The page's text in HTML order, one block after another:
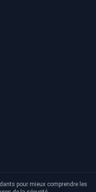
pour mieux comprendre les